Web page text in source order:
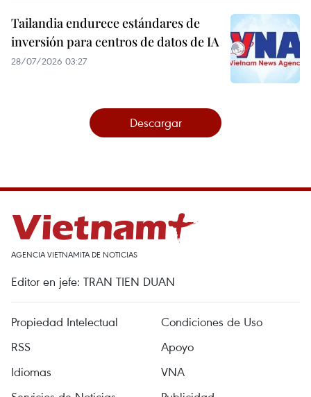
Tailandia endurece estándares de
inversión para centros de datos de IA
28/07/2026 03:27
Descargar
AGENCIA VIETNAMITA DE NOTICIAS
Editor en jefe: TRAN TIEN DUAN
Propiedad Intelectual
Condiciones de Uso
RSS
Apoyo
Idiomas
VNA